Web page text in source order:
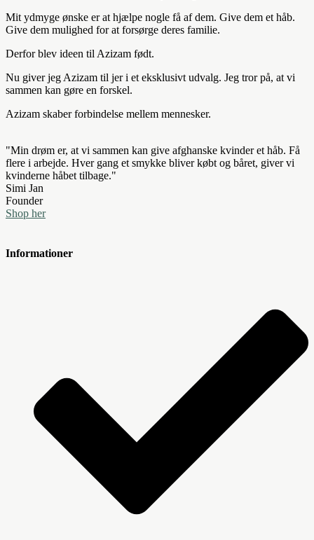
Mit ydmyge ønske er at hjælpe nogle få af dem. Give dem et håb.
Give dem mulighed for at forsørge deres familie.
Derfor blev ideen til Azizam født.
Nu giver jeg Azizam til jer i et eksklusivt udvalg. Jeg tror på, at vi
sammen kan gøre en forskel.
Azizam skaber forbindelse mellem mennesker.
"Min drøm er, at vi sammen kan give afghanske kvinder et håb. Få
flere i arbejde. Hver gang et smykke bliver købt og båret, giver vi
kvinderne håbet tilbage."
Simi Jan
Founder
Shop her
Informationer